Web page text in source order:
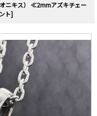
ニキス） ≪2mmアズキチェー
ト]